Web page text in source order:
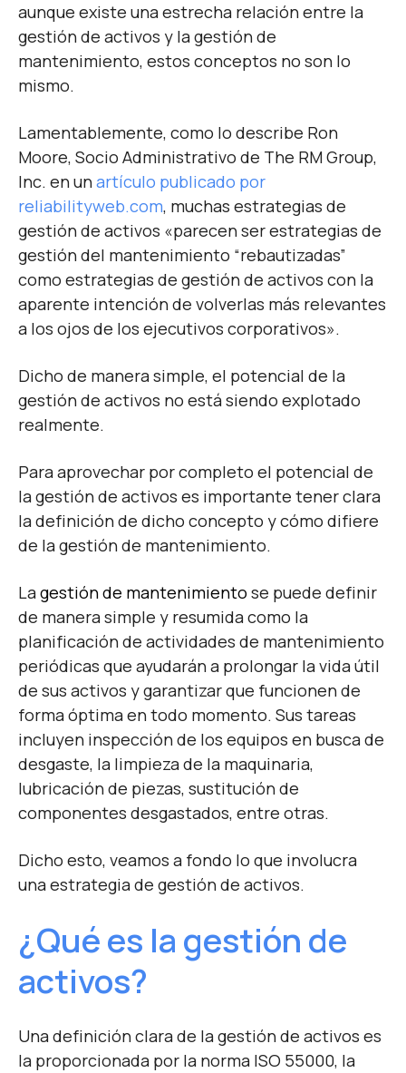
aunque existe una estrecha relación entre la
gestión de activos y la gestión de
mantenimiento, estos conceptos no son lo
mismo.
Lamentablemente, como lo describe Ron
Moore, Socio Administrativo de The RM Group,
Inc. en unartículo publicado por
reliabilityweb.com, muchas estrategias de
gestión de activos «parecen ser estrategias de
gestión del mantenimiento “rebautizadas”
como estrategias de gestión de activos con la
aparente intención de volverlas más relevantes
a los ojos de los ejecutivos corporativos».
Dicho de manera simple, el potencial de la
gestión de activos no está siendo explotado
realmente.
Para aprovechar por completo el potencial de
la gestión de activos es importante tener clara
la definición de dicho concepto y cómo difiere
de la gestión de mantenimiento.
Lagestión de mantenimiento se puede definir
de manera simple y resumida como la
planificación de actividades de mantenimiento
periódicas que ayudarán a prolongar la vida útil
de sus activos y garantizar que funcionen de
forma óptima en todo momento. Sus tareas
incluyen inspección de los equipos en busca de
desgaste, la limpieza de la maquinaria,
lubricación de piezas, sustitución de
componentes desgastados, entre otras.
Dicho esto, veamos a fondo lo que involucra
una estrategia de gestión de activos.
¿Qué es la gestión de
activos?
Una definición clara de la gestión de activos es
la proporcionada por la norma ISO 55000, la